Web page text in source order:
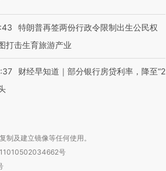
特朗普再签两份行政令限制出生公民权
打击生育旅游产业
财经早知道｜部分银行房贷利率，降至“2
及建立镜像等任何使用。
号